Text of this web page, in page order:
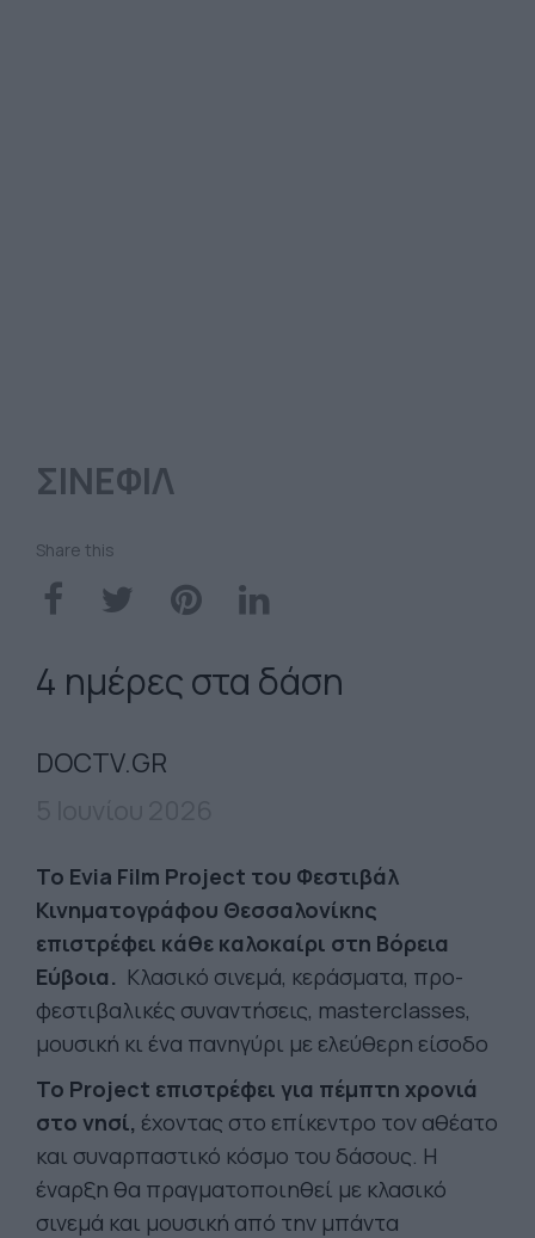
ΣΙΝΕΦΙΛ
Share this
4 ημέρες στα δάση
DOCTV.GR
Το Evia Film Project του Φεστιβάλ
Κινηματογράφου Θεσσαλονίκης
επιστρέφει κάθε καλοκαίρι στη Βόρεια
Εύβοια. Κλασικό σινεμά, κεράσματα, προ-
φεστιβαλικές συναντήσεις, masterclasses,
μουσική κι ένα πανηγύρι με ελεύθερη είσοδο
Το Project επιστρέφει για πέμπτη χρονιά
στο νησί, έχοντας στο επίκεντρο τον αθέατο
και συναρπαστικό κόσμο του δάσους. Η
έναρξη θα πραγματοποιηθεί με κλασικό
σινεμά και μουσική από την μπάντα